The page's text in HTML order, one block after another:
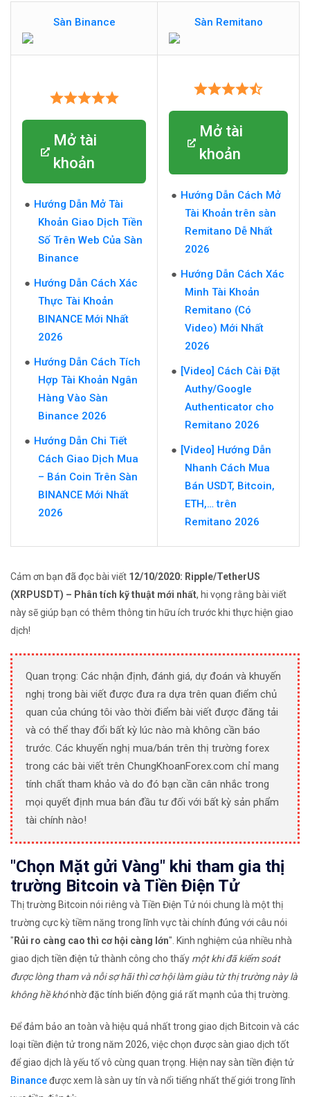
Sàn Binance Sàn Remitano
Mở tài
khoản
Hướng Dẫn Mở Tài
Khoản Giao Dịch Tiền
Số Trên Web Của Sàn
Binance
Hướng Dẫn Cách Xác
Thực Tài Khoản
BINANCE Mới Nhất
2026
Hướng Dẫn Cách Tích
Hợp Tài Khoản Ngân
Hàng Vào Sàn
Binance 2026
Hướng Dẫn Chi Tiết
Cách Giao Dịch Mua
– Bán Coin Trên Sàn
BINANCE Mới Nhất
2026
Mở tài
khoản
Hướng Dẫn Cách Mở
Tài Khoản trên sàn
Remitano Dễ Nhất
2026
Hướng Dẫn Cách Xác
Minh Tài Khoản
Remitano (Có
Video) Mới Nhất
2026
[Video] Cách Cài Đặt
Authy/Google
Authenticator cho
Remitano 2026
[Video] Hướng Dẫn
Nhanh Cách Mua
Bán USDT, Bitcoin,
ETH,… trên
Remitano 2026
Cảm ơn bạn đã đọc bài viết 12/10/2020: Ripple/TetherUS
(XRPUSDT) – Phân tích kỹ thuật mới nhất, hi vọng rằng bài viết
này sẽ giúp bạn có thêm thông tin hữu ích trước khi thực hiện giao
dịch!
Quan trọng: Các nhận định, đánh giá, dự đoán và khuyến
nghị trong bài viết được đưa ra dựa trên quan điểm chủ
quan của chúng tôi vào thời điểm bài viết được đăng tải
và có thể thay đổi bất kỳ lúc nào mà không cần báo
trước. Các khuyến nghị mua/bán trên thị trường forex
trong các bài viết trên ChungKhoanForex.com chỉ mang
tính chất tham khảo và do đó bạn cần cân nhắc trong
mọi quyết định mua bán đầu tư đối với bất kỳ sản phẩm
tài chính nào!
"Chọn Mặt gửi Vàng" khi tham gia thị
trường Bitcoin và Tiền Điện Tử
Thị trường Bitcoin nói riêng và Tiền Điện Tử nói chung là một thị
trường cực kỳ tiềm năng trong lĩnh vực tài chính đúng với câu nói
" Rủi ro càng cao thì cơ hội càng lớn". Kinh nghiệm của nhiều nhà
giao dịch tiền điện tử thành công cho thấy một khi đã kiểm soát
được lòng tham và nỗi sợ hãi thì cơ hội làm giàu từ thị trường này là
không hề khónhờ đặc tính biến động giá rất mạnh của thị trường.
Để đảm bảo an toàn và hiệu quả nhất trong giao dịch Bitcoin và các
loại tiền điện tử trong năm 2026, việc chọn được sàn giao dịch tốt
để giao dịch là yếu tố vô cùng quan trọng. Hiện nay sàn tiền điện tử
Binanceđược xem là sàn uy tín và nổi tiếng nhất thế giới trong lĩnh